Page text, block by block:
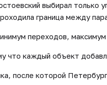
выбирал только
граница между
переходов, максимум
что каждый объект
после которой